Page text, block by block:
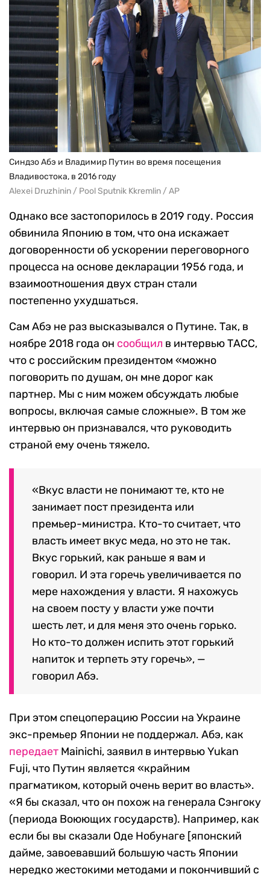
Синдзо Абэ и Владимир Путин во время посещения
Владивостока, в 2016 году
Alexei Druzhinin / Pool Sputnik Kkremlin / AP
Однако все застопорилось в 2019 году. Россия
обвинила Японию в том, что она искажает
договоренности обускорении переговорного
процесса на основе декларации 1956 года, и
взаимоотношения двух стран стали
постепенно ухудшаться.
Сам Абэ не раз высказывался о Путине. Так, в
ноябре 2018 года он сообщил в интервью ТАСС,
что с российским президентом «можно
поговорить по душам, он мне дорог как
партнер. Мы с ним можем обсуждать любые
вопросы, включая самые сложные». В том же
интервью он признавался, что руководить
страной ему очень тяжело.
«Вкус власти не понимают те, кто не
занимает пост президента или
премьер-министра. Кто-то считает, что
власть имеет вкус меда, но это не так.
Вкус горький, как раньше я вам и
говорил. И эта горечь увеличивается по
мере нахождения у власти. Я нахожусь
на своем посту у власти уже почти
шесть лет, и для меня это очень горько.
Но кто-то должен испить этот горький
напиток и терпеть эту горечь», —
говорил Абэ.
При этом спецоперацию России на Украине
экс-премьер Японии не поддержал. Абэ, как
передает Mainichi, заявил в интервью Yukan
Fuji, что Путин является «крайним
прагматиком, который очень верит во власть».
«Я бы сказал, что он похож на генерала Сэнгоку
(периода Воюющих государств). Например, как
если бы вы сказали Оде Нобунаге [японский
дайме, завоевавший большую часть Японии
нередко жестокими методами и покончивший с